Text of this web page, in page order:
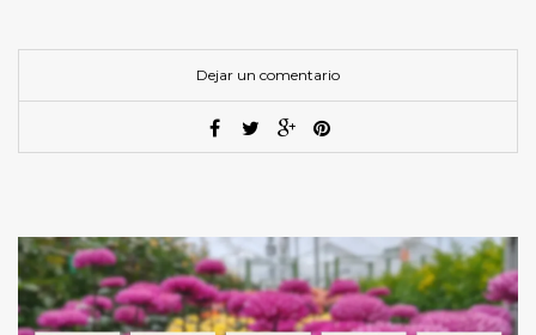
Dejar un comentario